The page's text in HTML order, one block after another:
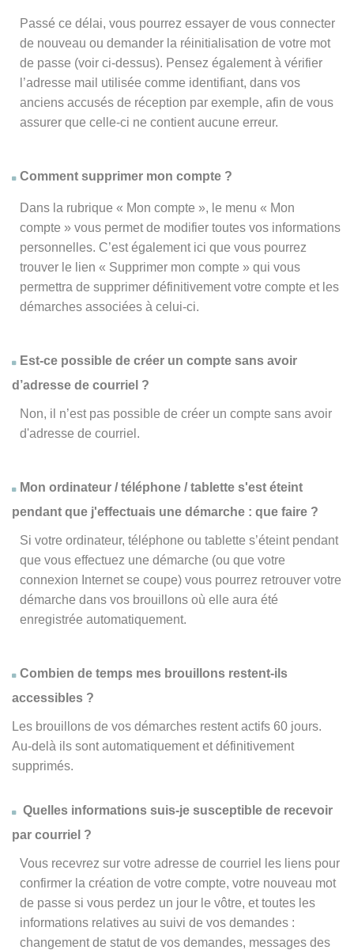
Passé ce délai, vous pourrez essayer de vous connecter
de nouveau ou demander la réinitialisation de votre mot
de passe (voir ci-dessus). Pensez également à vérifier
l’adresse mail utilisée comme identifiant, dans vos
anciens accusés de réception par exemple, afin de vous
assurer que celle-ci ne contient aucune erreur.
Comment supprimer mon compte ?
Dans la rubrique « Mon compte », le menu « Mon
compte » vous permet de modifier toutes vos informations
personnelles. C’est également ici que vous pourrez
trouver le lien « Supprimer mon compte » qui vous
permettra de supprimer définitivement votre compte et les
démarches associées à celui-ci.
Est-ce possible de créer un compte sans avoir
d’adresse de courriel ?
Non, il n’est pas possible de créer un compte sans avoir
d'adresse de courriel.
Mon ordinateur / téléphone / tablette s'est éteint
pendant que j'effectuais une démarche : que faire ?
Si votre ordinateur, téléphone ou tablette s’éteint pendant
que vous effectuez une démarche (ou que votre
connexion Internet se coupe) vous pourrez retrouver votre
démarche dans vos brouillons où elle aura été
enregistrée automatiquement.
Combien de temps mes brouillons restent-ils
accessibles ?
Les brouillons de vos démarches restent actifs 60 jours.
Au-delà ils sont automatiquement et définitivement
supprimés.
Quelles informations suis-je susceptible de recevoir
par courriel ?
Vous recevrez sur votre adresse de courriel les liens pour
confirmer la création de votre compte, votre nouveau mot
de passe si vous perdez un jour le vôtre, et toutes les
informations relatives au suivi de vos demandes :
changement de statut de vos demandes, messages des